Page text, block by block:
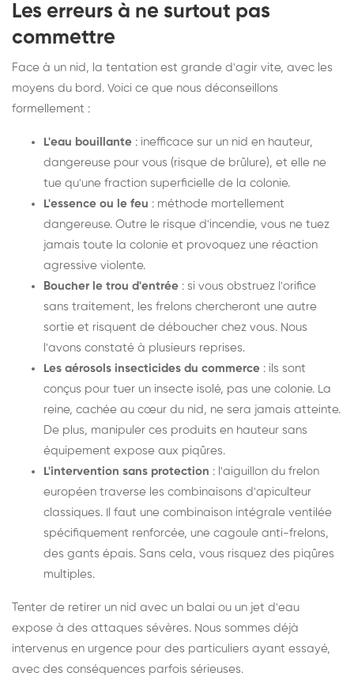
Les erreurs à ne surtout pas
commettre
Face à un nid, la tentation est grande d'agir vite, avec les
moyens du bord. Voici ce que nous déconseillons
formellement :
L'eau bouillante : inefficace sur un nid en hauteur,
dangereuse pour vous (risque de brûlure), et elle ne
tue qu'une fraction superficielle de la colonie.
L'essence ou le feu : méthode mortellement
dangereuse. Outre le risque d'incendie, vous ne tuez
jamais toute la colonie et provoquez une réaction
agressive violente.
Boucher le trou d'entrée : si vous obstruez l'orifice
sans traitement, les frelons chercheront une autre
sortie et risquent de déboucher chez vous. Nous
l'avons constaté à plusieurs reprises.
Les aérosols insecticides du commerce : ils sont
conçus pour tuer un insecte isolé, pas une colonie. La
reine, cachée au cœur du nid, ne sera jamais atteinte.
De plus, manipuler ces produits en hauteur sans
équipement expose aux piqûres.
L'intervention sans protection : l'aiguillon du frelon
européen traverse les combinaisons d'apiculteur
classiques. Il faut une combinaison intégrale ventilée
spécifiquement renforcée, une cagoule anti-frelons,
des gants épais. Sans cela, vous risquez des piqûres
multiples.
Tenter de retirer un nid avec un balai ou un jet d'eau
expose à des attaques sévères. Nous sommes déjà
intervenus en urgence pour des particuliers ayant essayé,
avec des conséquences parfois sérieuses.